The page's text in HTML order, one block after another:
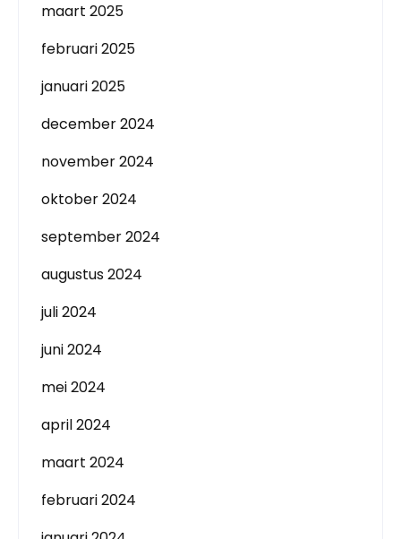
maart 2025
februari 2025
januari 2025
december 2024
november 2024
oktober 2024
september 2024
augustus 2024
juli 2024
juni 2024
mei 2024
april 2024
maart 2024
februari 2024